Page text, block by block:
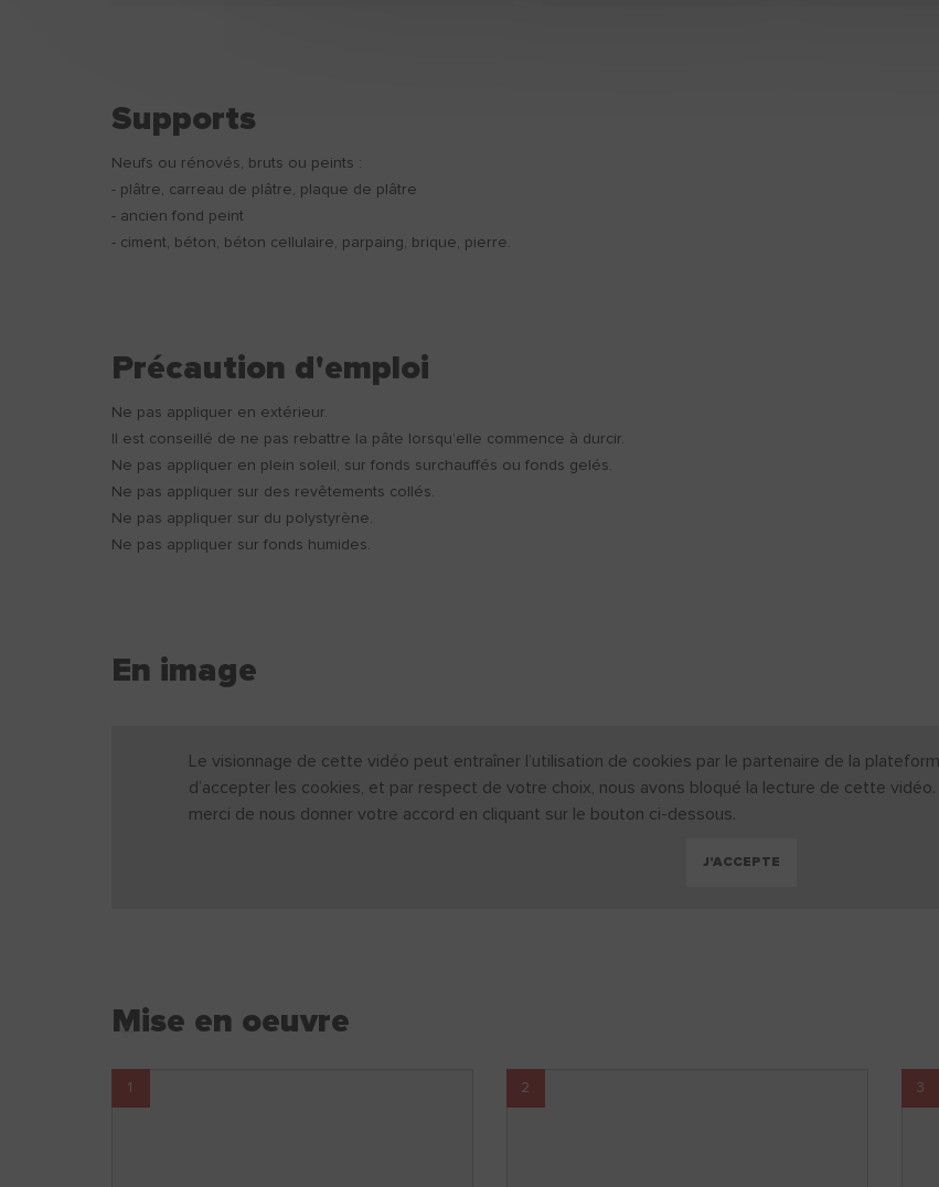
Supports
Neufs ou rénovés, bruts ou peints :
- plâtre, carreau de plâtre, plaque de plâtre
- ancien fond peint
- ciment, béton, béton cellulaire, parpaing, brique, pierre.
Précaution d'emploi
Ne pas appliquer en extérieur.
Il est conseillé de ne pas rebattre la pâte lorsqu’elle commence à durcir.
Ne pas appliquer en plein soleil, sur fonds surchauffés ou fonds gelés.
Ne pas appliquer sur des revêtements collés.
Ne pas appliquer sur du polystyrène.
Ne pas appliquer sur fonds humides.
En image
Le visionnage de cette vidéo peut entraîner l’utilisation de cookies par le partenaire de la
d’accepter les cookies, et par respect de votre choix, nous avons bloqué la lecture de cette
merci de nous donner votre accord en cliquant sur le bouton ci-dessous.
J'ACCEPTE
Mise en oeuvre
1 2 3